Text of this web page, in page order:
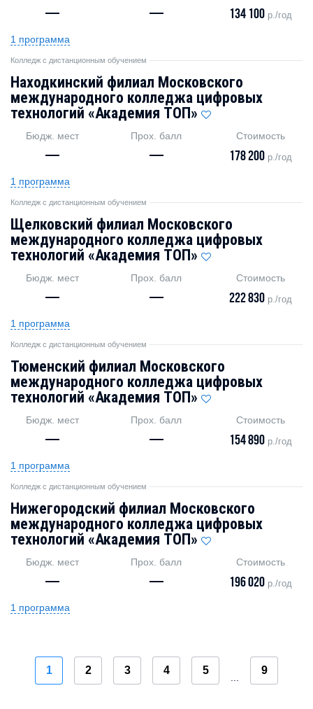
— — 134 100 р./год
1 программа
Колледж с дистанционным обучением
Находкинский филиал Московского
международного колледжа цифровых
технологий «Академия ТОП»
Бюдж. мест
—
Прох. балл
—
Стоимость
178 200 р./год
1 программа
Колледж с дистанционным обучением
Щелковский филиал Московского
международного колледжа цифровых
технологий «Академия ТОП»
Бюдж. мест
—
Прох. балл
—
Стоимость
222 830 р./год
1 программа
Колледж с дистанционным обучением
Тюменский филиал Московского
международного колледжа цифровых
технологий «Академия TOП»
Бюдж. мест
—
Прох. балл
—
Стоимость
154 890 р./год
1 программа
Колледж с дистанционным обучением
Нижегородский филиал Московского
международного колледжа цифровых
технологий «Академия TOП»
Бюдж. мест
—
Прох. балл
—
Стоимость
196 020 р./год
1 программа
1 2 3 4 5 9